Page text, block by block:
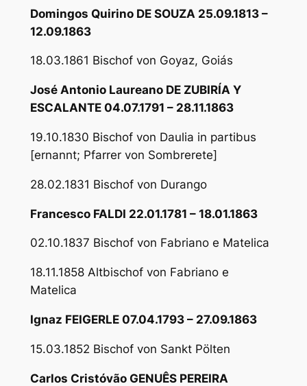
Domingos Quirino DE SOUZA 25.09.1813 –
12.09.1863
18.03.1861 Bischof von Goyaz, Goiás
José Antonio Laureano DE ZUBIRÍA Y
ESCALANTE 04.07.1791 – 28.11.1863
19.10.1830 Bischof von Daulia in partibus
[ernannt; Pfarrer von Sombrerete]
28.02.1831 Bischof von Durango
Francesco FALDI 22.01.1781 – 18.01.1863
02.10.1837 Bischof von Fabriano e Matelica
18.11.1858 Altbischof von Fabriano e
Matelica
Ignaz FEIGERLE 07.04.1793 – 27.09.1863
15.03.1852 Bischof von Sankt Pölten
Carlos Cristóvão GENUÊS PEREIRA